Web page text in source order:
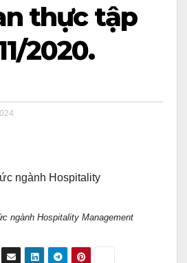
thực tập
2020.
ngành Hospitality Management